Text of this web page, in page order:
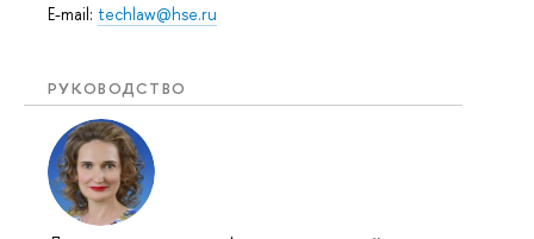
E-mail: techlaw@hse.ru
РУКОВОДСТВО